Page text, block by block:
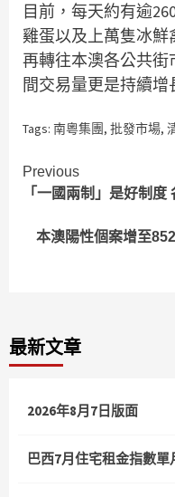
目前，每天約有逾
雞蛋以及上萬隻冰
再轉往本澳各公共街
間交易量更是持續增
Tags: 南粵集團, 批發市場,
Continue
Reading
Previous
「一國兩制」是好制
本澳陽性個案增至
最新文章
2026年8月7日版面
巴西7月住宅租金指數單